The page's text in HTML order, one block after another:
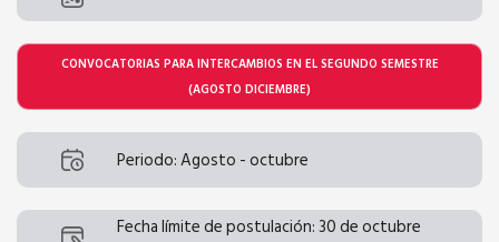
CONVOCATORIAS PARA INTERCAMBIOS EN EL SEGUNDO SEMESTRE
(AGOSTO DICIEMBRE)
Periodo: Agosto - octubre
Fecha límite de postulación: 30 de octubre